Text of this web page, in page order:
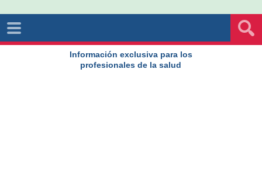
Información exclusiva para los
profesionales de la salud